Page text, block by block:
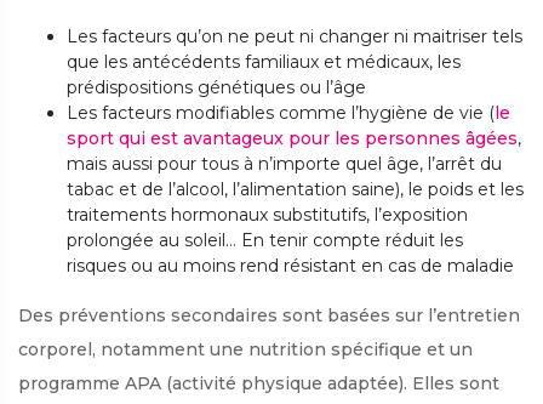
Les facteurs qu’on ne peut ni changer ni maitriser tels
que les antécédents familiaux et médicaux, les
prédispositions génétiques ou l’âge
Les facteurs modifiables comme l’hygiène de vie (le
sport qui est avantageux pour les personnes âgées,
mais aussi pour tous à n’importe quel âge, l’arrêt du
tabac et de l’alcool, l’alimentation saine), le poids et les
traitements hormonaux substitutifs, l’exposition
prolongée au soleil… En tenir compte réduit les
risques ou au moins rend résistant en cas de maladie
Des préventions secondaires sont basées sur l’entretien
corporel, notamment une nutrition spécifique et un
programme APA (activité physique adaptée). Elles sont